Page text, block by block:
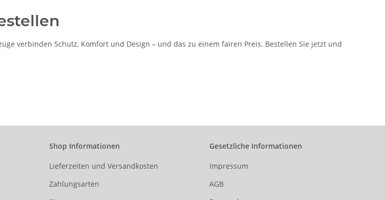
verbinden Schutz, Komfort und Design – und das zu einem fairen Preis. Bestellen Sie jetzt und
Shop Informationen
Lieferzeiten und Versandkosten
Zahlungsarten
Gesetzliche Informationen
Impressum
AGB